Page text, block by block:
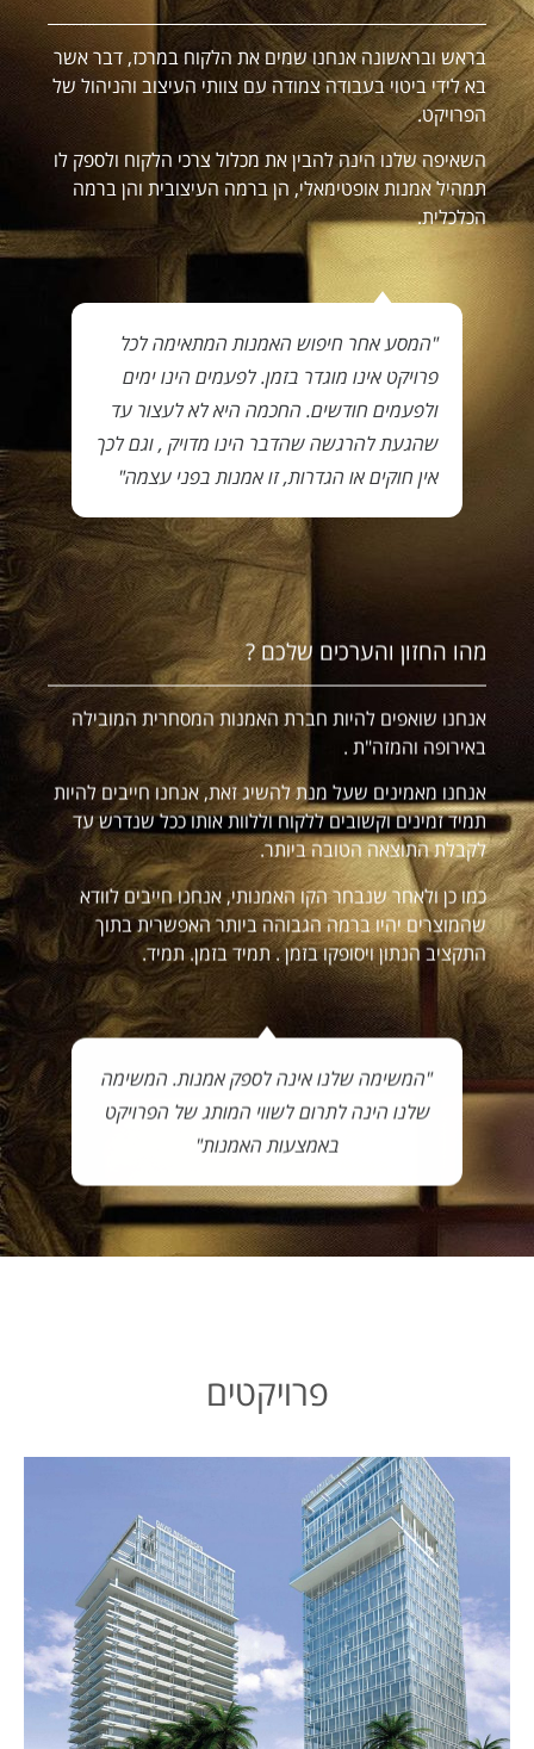
בראש ובראשונה אנחנו שמים את הלקוח במרכז, דבר אשר
בא לידי ביטוי בעבודה צמודה עם צוותי העיצוב והניהול של
הפרויקט.
השאיפה שלנו הינה להבין את מכלול צרכי הלקוח ולספק לו
תמהיל אמנות אופטימאלי, הן ברמה העיצובית והן ברמה
הכלכלית.
"המסע אחר חיפוש האמנות המתאימה לכל
פרויקט אינו מוגדר בזמן. לפעמים הינו ימים
ולפעמים חודשים. החכמה היא לא לעצור עד
שהגעת להרגשה שהדבר הינו מדויק , וגם לכך
אין חוקים או הגדרות, זו אמנות בפני עצמה"
מהו החזון והערכים שלכם ?
אנחנו שואפים להיות חברת האמנות המסחרית המובילה
באירופה והמזה"ת .
אנחנו מאמינים שעל מנת להשיג זאת, אנחנו חייבים להיות
תמיד זמינים וקשובים ללקוח וללוות אותו ככל שנדרש עד
לקבלת התוצאה הטובה ביותר.
כמו כן ולאחר שנבחר הקו האמנותי, אנחנו חייבים לוודא
שהמוצרים יהיו ברמה הגבוהה ביותר האפשרית בתוך
התקציב הנתון ויסופקו בזמן . תמיד בזמן. תמיד.
"המשימה שלנו אינה לספק אמנות. המשימה
שלנו הינה לתרום לשווי המותג של הפרויקט
באמצעות האמנות"
פרויקטים
צפה
בפרויקט